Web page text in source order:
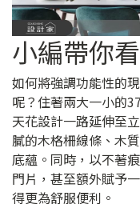
小編帶你
如何將強調功能性的
呢？住著兩大一小的
天花設計一路延伸至
膩的木格柵線條、木
底蘊。同時，以不著
門片，甚至額外賦予
得更為舒服便利。